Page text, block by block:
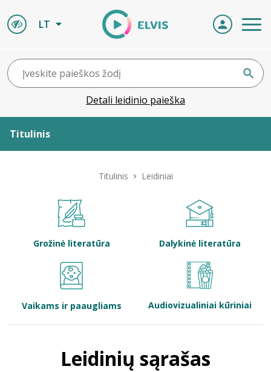
LT
Detali leidinio paieška
Titulinis
Bibliotekoms
Titulinis Leidiniai
Grožinė literatūra Dalykinė literatūra
Vaikams ir paaugliams Audiovizualiniai kūriniai
Leidinių sąrašas